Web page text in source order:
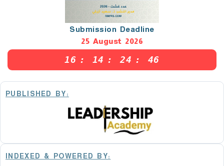
Submission Deadline
25 August 2026
16 : 14 :24 : 45
PUBLISHED BY:
INDEXED & POWERED BY: